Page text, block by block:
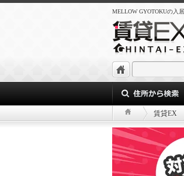
MELLOW GYOTOKUの入
賃貸EX